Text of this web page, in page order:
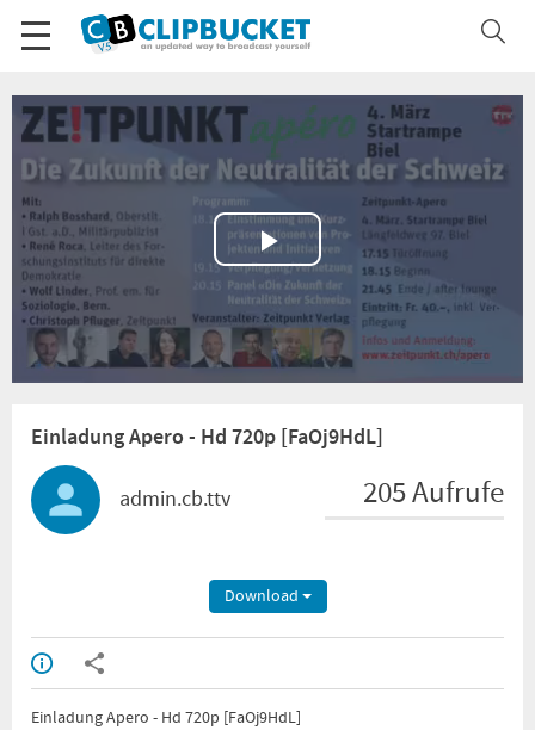
Play
Video
Einladung Apero - Hd 720p [FaOj9HdL]
admin.cb.ttv 205 Aufrufe
Download
Einladung Apero - Hd 720p [FaOj9HdL]